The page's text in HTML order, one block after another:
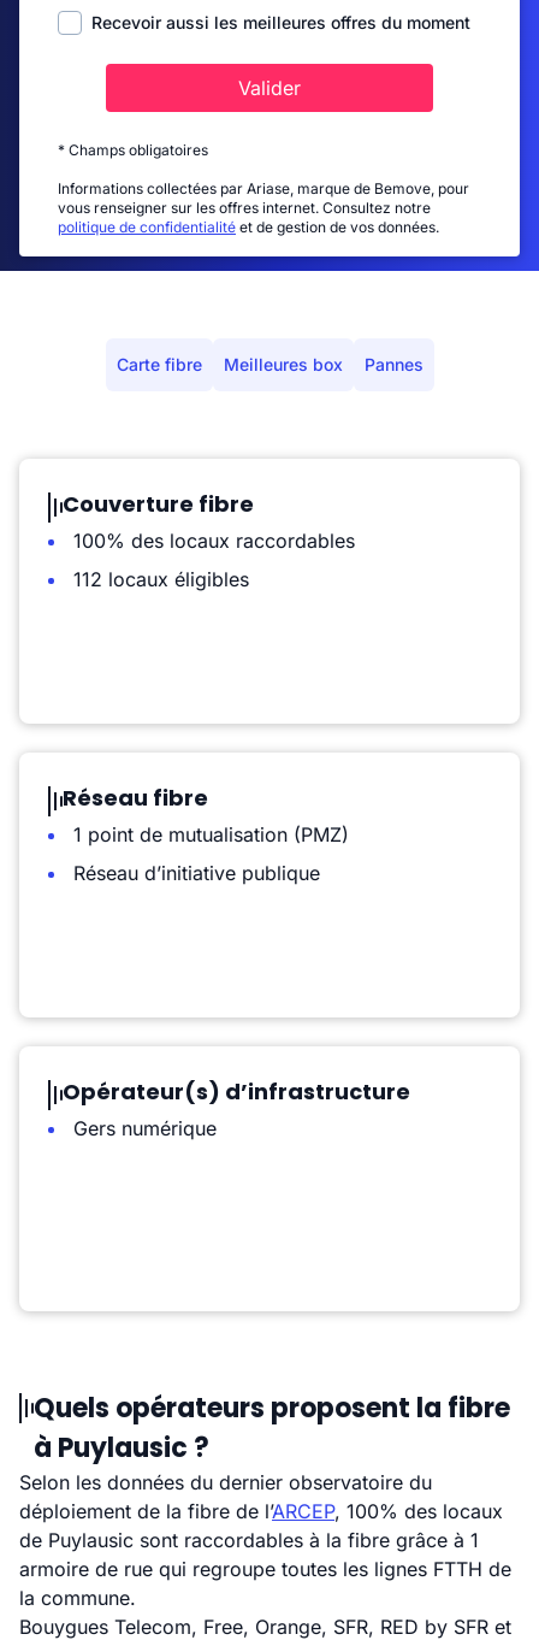
Recevoir aussi les meilleures offres du moment
Valider
* Champs obligatoires
Informations collectées par Ariase, marque de Bemove, pour
vous renseigner sur les offres internet. Consultez notre
politique de confidentialité et de gestion de vos données.
Carte fibre Meilleures box Pannes
Couverture fibre
100% des locaux raccordables
112 locaux éligibles
Réseau fibre
1 point de mutualisation (PMZ)
Réseau d’initiative publique
Opérateur(s) d’infrastructure
Gers numérique
Quels opérateurs proposent la fibre
à Puylausic ?
Selon les données du dernier observatoire du
déploiement de la fibre de l’ARCEP, 100% des locaux
de Puylausic sont raccordables à la fibre grâce à 1
armoire de rue qui regroupe toutes les lignes FTTH de
la commune.
Bouygues Telecom, Free, Orange, SFR, RED by SFR et